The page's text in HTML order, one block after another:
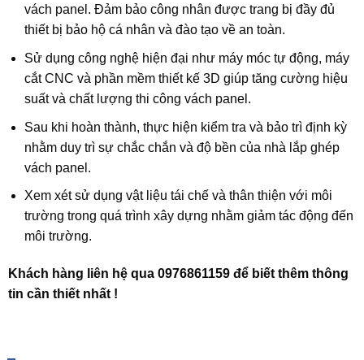
vách panel. Đảm bảo công nhân được trang bị đầy đủ
thiết bị bảo hộ cá nhân và đào tạo về an toàn.
Sử dụng công nghệ hiện đại như máy móc tự động, máy
cắt CNC và phần mềm thiết kế 3D giúp tăng cường hiệu
suất và chất lượng thi công vách panel.
Sau khi hoàn thành, thực hiện kiểm tra và bảo trì định kỳ
nhằm duy trì sự chắc chắn và độ bền của nhà lắp ghép
vách panel.
Xem xét sử dụng vật liệu tái chế và thân thiện với môi
trường trong quá trình xây dựng nhằm giảm tác động đến
môi trường.
Khách hàng liên hệ qua 0976861159 để biết thêm thông
tin cần thiết nhất !